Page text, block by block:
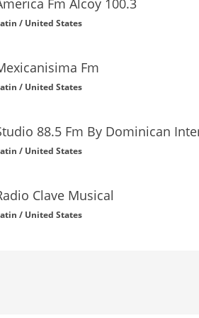
Fm Alcoy 100.3
/ United States
Fm
/ United States
88.5 Fm By Dominican
/ United States
Clave Musical
/ United States